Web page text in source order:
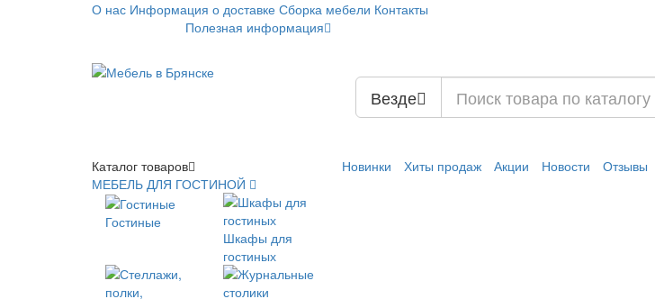
О нас Информация о доставке Сборка мебели Контакты
Полезная информация
Везде
Каталог товаров
МЕБЕЛЬ ДЛЯ ГОСТИНОЙ
Гостиные
Шкафы для
гостиных
Новинки Хиты продаж Акции Новости Отзывы